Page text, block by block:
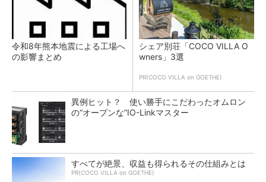
令和8年熊本地震による工場へ
の影響まとめ
シェア別荘「COCO VILLA O
wners」3選
PR(COCO VILLA on GOETHE)
異例ヒット？ 使い勝手にこだわったオムロン
の“オープンな”IO-Linkマスター
すべてが絶景、収益も得られるその仕組みとは
PR(COCO VILLA on GOETHE)